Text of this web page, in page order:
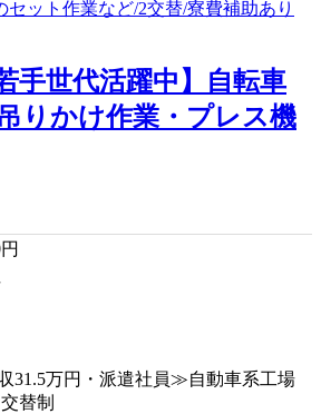
手世代活躍中】自転車
りかけ作業・プレス機
円
31.5万円・派遣社員≫自動車系工場
替制